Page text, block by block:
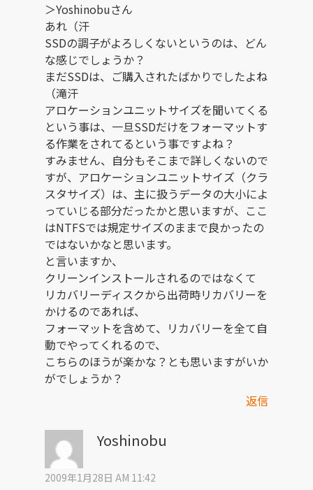
＞Yoshinobuさん
あれ（汗
SSDの調子がよろしくないというのは、どん
な感じでしょうか？
まだSSDは、ご購入されたばかりでしたよね
（滝汗
アロケーションユニットサイズを聞いてくる
という事は、一旦SSDだけをフォーマットす
る作業をされてるという事ですよね？
すみません、自分もそこまで詳しくないので
すが、アロケーションユニットサイズ（クラ
スタサイズ）は、主に扱うデータの大小によ
っていじる部分だったかと思いますが、ここ
はNTFSでは規定サイズのままで良かったの
ではないかなと思います。
と言いますか、
クリーンインストールされるのではなくて
リカバリーディスクから出荷時リカバリーを
かけるのであれば、
フォーマットを含めて、リカバリーを全て自
動でやってくれるので、
こちらのほうが楽かな？とも思いますがいか
がでしょうか？
返信
Yoshinobu
2009年1月28日 AM 11:42